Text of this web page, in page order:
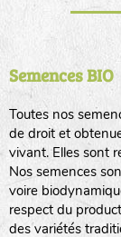
Semences BIO
Toutes nos
de droit et
vivant. Elles sont
Nos semences
voire
respect du
des variétés